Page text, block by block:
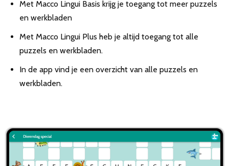
Met Macco Lingui Basis krijg je toegang tot meer puzzels
en werkbladen
Met Macco Lingui Plus heb je altijd toegang tot alle
puzzels en werkbladen.
In de app vind je een overzicht van alle puzzels en
werkbladen.